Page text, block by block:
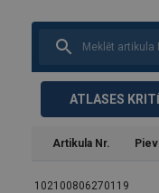
ATLASES
Artikula Nr.
102100806270119